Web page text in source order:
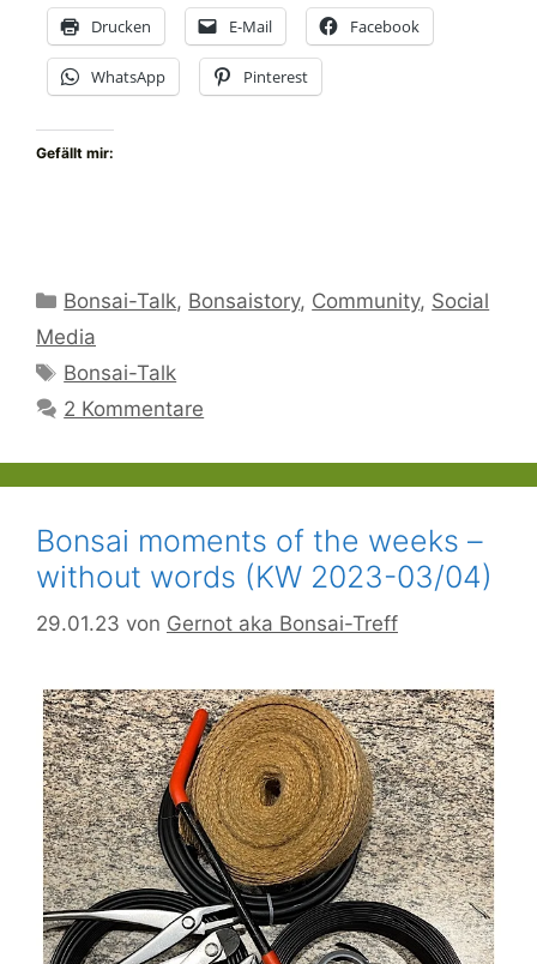
Drucken E-Mail Facebook
WhatsApp Pinterest
Gefällt mir:
Kategorien
Bonsai-Talk, Bonsaistory, Community, Social
Media
Schlagwörter
Bonsai-Talk
2 Kommentare
Bonsai moments of the weeks –
without words (KW 2023-03/04)
29.01.23 von Gernot aka Bonsai-Treff